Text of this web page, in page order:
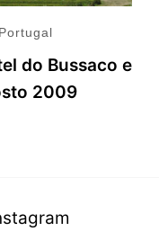
Portugal
do Bussaco e
2009